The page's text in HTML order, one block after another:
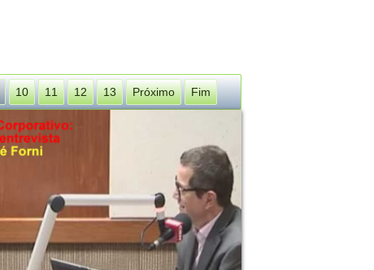
10 11 12 13 Próximo Fim